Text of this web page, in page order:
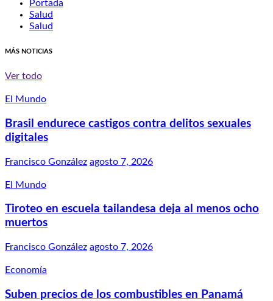
Portada
Salud
Salud
MÁS NOTICIAS
Ver todo
El Mundo
Brasil endurece castigos contra delitos sexuales
digitales
Francisco González agosto 7, 2026
El Mundo
Tiroteo en escuela tailandesa deja al menos ocho
muertos
Francisco González agosto 7, 2026
Economía
Suben precios de los combustibles en Panamá